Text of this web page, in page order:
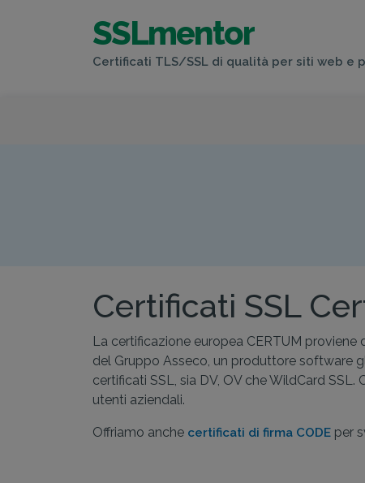
SSLmentor
Certificati TLS/SSL di qualità per siti web e
Certificati SSL
La certificazione europea CERTUM
del Gruppo Asseco, un produttore software
certificati SSL, sia DV, OV che WildCard
utenti aziendali.
Offriamo anche certificati di firma CODE per